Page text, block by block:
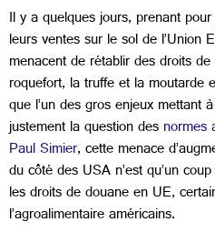
Il y a quelques jours, prenant
leurs ventes sur le sol de l’Union
menacent de rétablir des droits
roquefort, la truffe et la moutarde
que l’un des gros enjeux mettant
justement la question desnormes
Paul Simier, cette menace
du côté des USA n’est qu’un
les droits de douane en UE,
l’agroalimentaire américains.